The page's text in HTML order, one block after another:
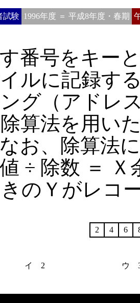
試験 1996年度 ＝ 平成8年度・春期
番号をキー
ルに記録す
グ（アドレ
算法を用い
お、除算法
除数 ＝ Ｘ
のＹがレコ
2 4 6
イ 2 ウ